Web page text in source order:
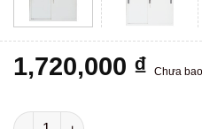
1,720,000 ₫ Chưa
TU88S-TU118S số lượng